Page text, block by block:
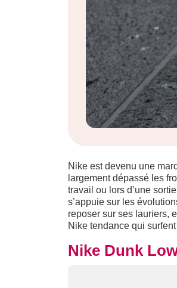
Nike est devenu une
largement dépassé les
travail ou lors d’une
s’appuie sur les
reposer sur ses lauriers,
Nike tendance qui
Nike Dunk